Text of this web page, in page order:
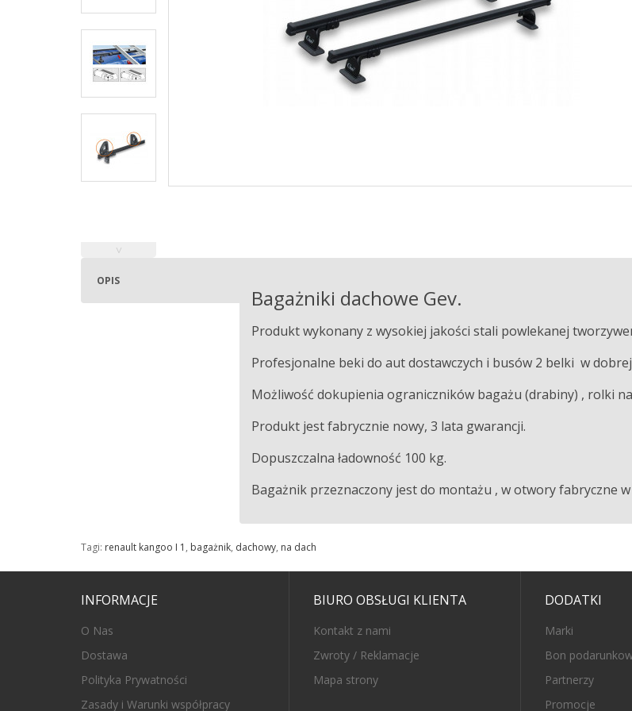
˅
OPIS
Bagażniki dachowe Gev.
Produkt wykonany z wysokiej jakości stali powlekanej
Profesjonalne beki do aut dostawczych i busów 2 belki w
Możliwość dokupienia ograniczników bagażu (drabiny) , rolki
Produkt jest fabrycznie nowy, 3 lata gwarancji.
Dopuszczalna ładowność 100 kg.
Bagażnik przeznaczony jest do montażu , w otwory fabryczne
Tagi: renault kangoo I 1 , bagażnik, dachowy, na dach
INFORMACJE
O Nas
Dostawa
Polityka Prywatności
Zasady i Warunki współpracy
BIURO OBSŁUGI KLIENTA
Kontakt z nami
Zwroty / Reklamacje
Mapa strony
DODATKI
Marki
Bon
Partnerzy
Promocje